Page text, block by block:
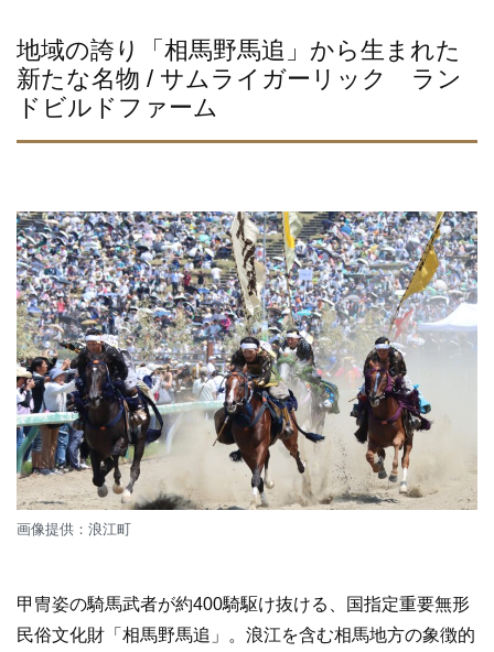
地域の誇り「相馬野馬追」から生まれた
新たな名物 / サムライガーリック ラン
ドビルドファーム
画像提供：浪江町
甲冑姿の騎馬武者が約400騎駆け抜ける、国指定重要無形
民俗文化財「相馬野馬追」。浪江を含む相馬地方の象徴的